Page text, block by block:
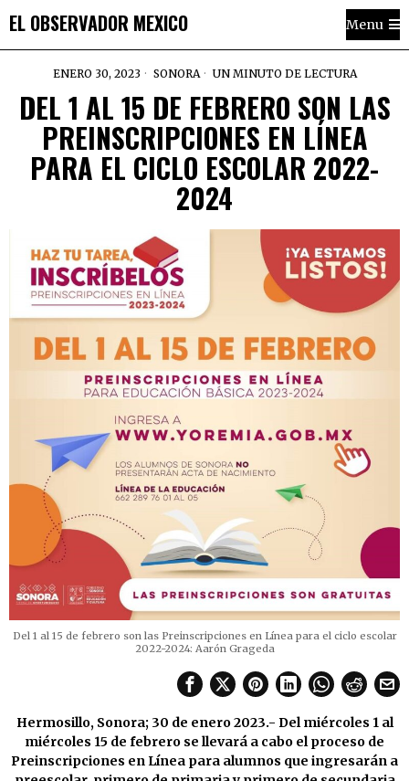
EL OBSERVADOR MEXICO Menu
ENERO 30, 2023 SONORA UN MINUTO DE LECTURA
DEL 1 AL 15 DE FEBRERO SON LAS
PREINSCRIPCIONES EN LÍNEA
PARA EL CICLO ESCOLAR 2022-
2024
Del 1 al 15 de febrero son las Preinscripciones en Línea para el ciclo escolar
2022-2024: Aarón Grageda
Hermosillo, Sonora; 30 de enero 2023.- Del miércoles 1 al
miércoles 15 de febrero se llevará a cabo el proceso de
Preinscripciones en Línea para alumnos que ingresarán a